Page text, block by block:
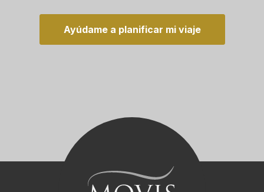
Ayúdame a planificar mi viaje